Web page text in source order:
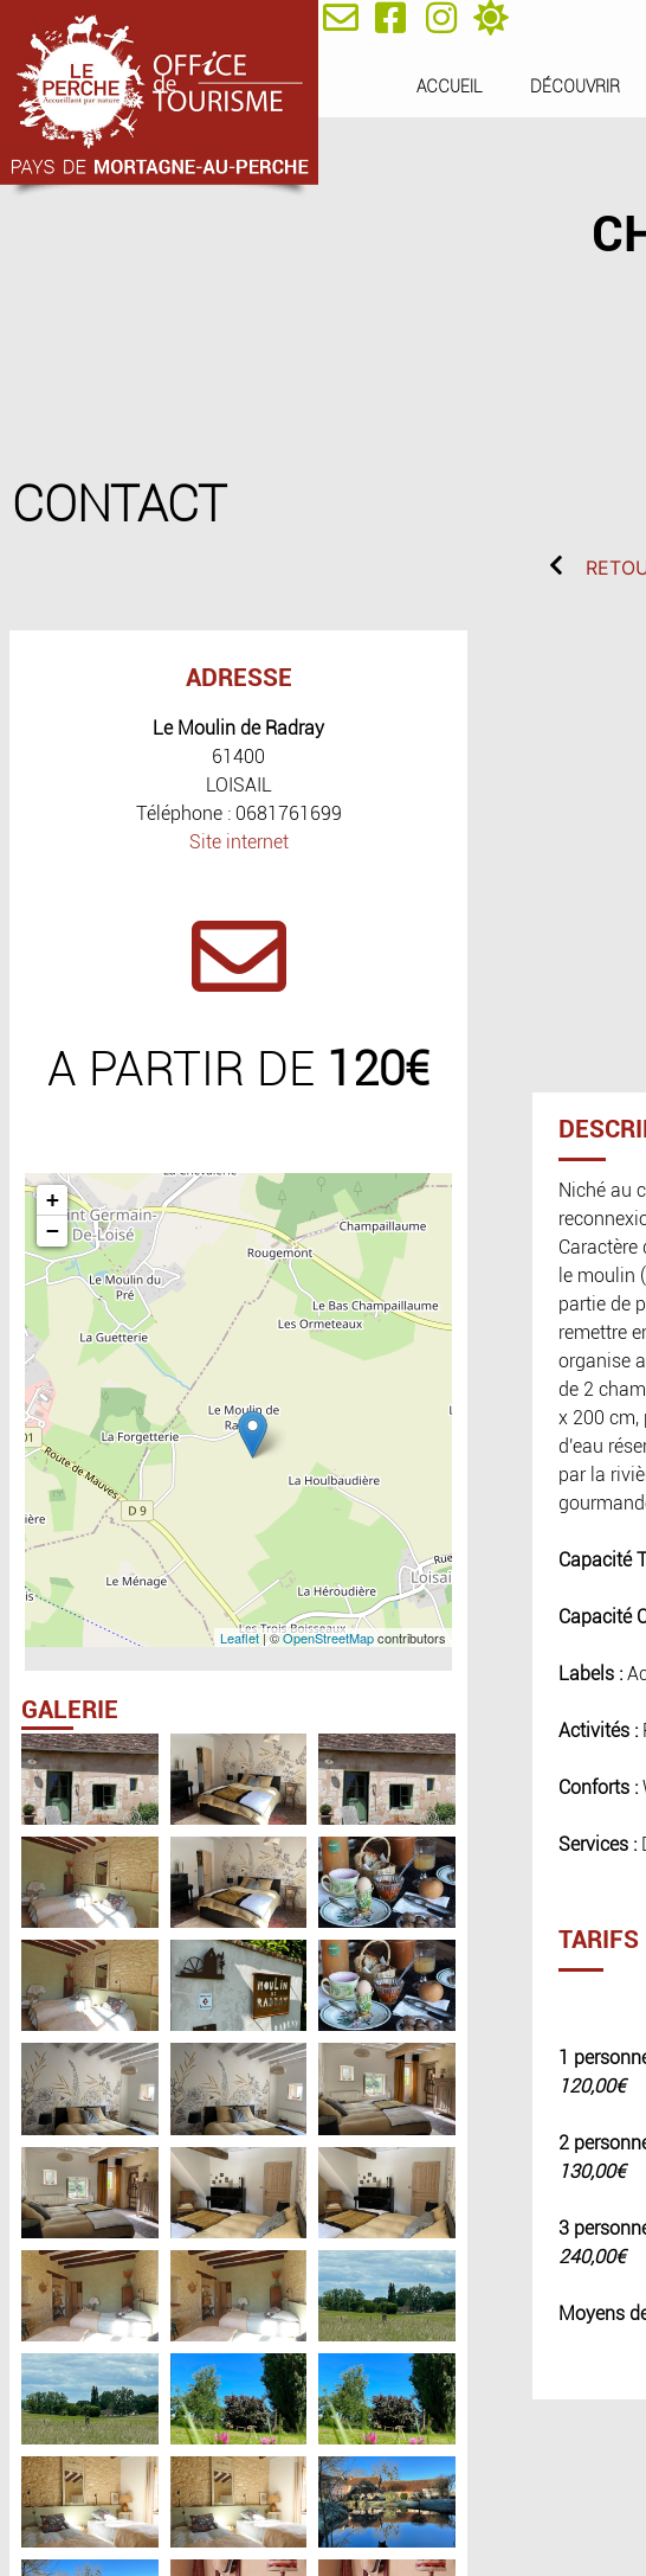
ACCUEIL DÉCOUVRIR
CONTACT
ADRESSE
Le Moulin de Radray
61400
LOISAIL
Téléphone : 0681761699
Site internet
A PARTIR DE 120€
Include la carte
+
−
Leaflet| ©OpenStreetMapcontributors
GALERIE
Niché au
Caractère
le moulin
partie de
remettre
organise
de 2
x 200 cm,
d'eau
par la
Capacité
Capacité
Labels :
Activités :
Conforts :
Services :
TARIFS
1
120,00€
2
130,00€
3
240,00€
Moyens